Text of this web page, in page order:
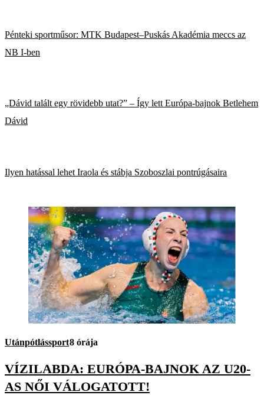
Pénteki sportműsor: MTK Budapest–Puskás Akadémia meccs az
NB I-ben
„Dávid talált egy rövidebb utat?” – Így lett Európa-bajnok Betlehem
Dávid
Ilyen hatással lehet Iraola és stábja Szoboszlai pontrúgásaira
Utánpótlássport8 órája
VÍZILABDA: EURÓPA-BAJNOK AZ U20-
AS NŐI VÁLOGATOTT!